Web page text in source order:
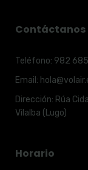
Contáctanos
Teléfono: 982
Email:
Dirección: Rúa
Vilalba (Lugo)
Horario